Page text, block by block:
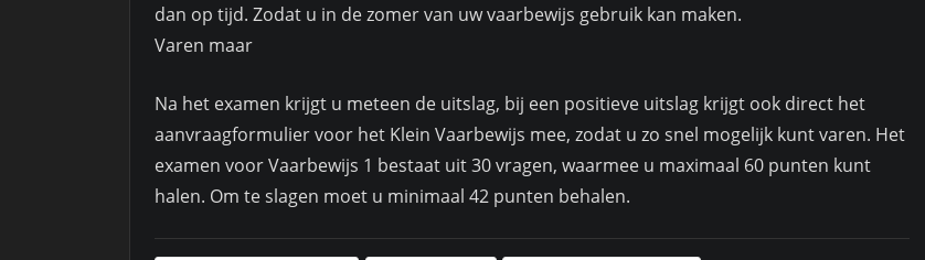
dan op tijd. Zodat u in de zomer van uw vaarbewijs gebruik kan maken.
Varen maar
Na het examen krijgt u meteen de uitslag, bij een positieve uitslag krijgt ook direct het
aanvraagformulier voor het Klein Vaarbewijs mee, zodat u zo snel mogelijk kunt varen. Het
examen voor Vaarbewijs 1 bestaat uit 30 vragen, waarmee u maximaal 60 punten kunt
halen. Om te slagen moet u minimaal 42 punten behalen.